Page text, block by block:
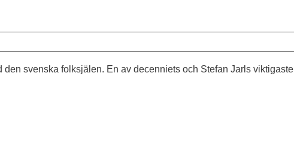
den svenska folksjälen. En av decenniets och Stefan Jarls viktigaste